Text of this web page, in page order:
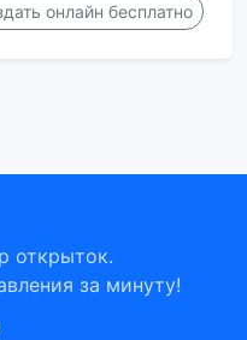
онлайн бесплатно
открыток.
за минуту!